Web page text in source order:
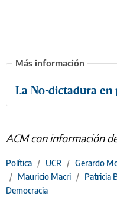
La No-dictadura en
ACM con información
Política / UCR / Gerardo
/ Mauricio Macri / Patricia
Democracia